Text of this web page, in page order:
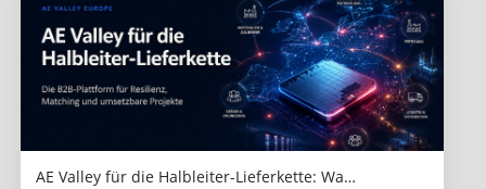
AE Valley für die Halbleiter-Lieferkette: Wa…